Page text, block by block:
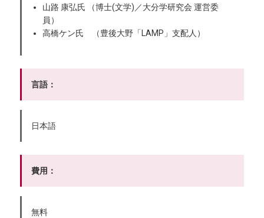
山路 康弘氏 （博士(文学)／大分学研究会 運営委
員）
高橋ケン氏 （豊後大野「LAMP」支配人）
言語：
日本語
費用：
無料